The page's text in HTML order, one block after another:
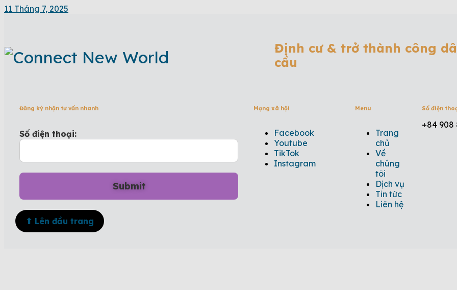
11 Tháng 7, 2025
Định cư & trở thành công
cầu
Đăng ký nhận tư vấn nhanh
Số điện thoại:
Mạng xã hội
Facebook
Youtube
TikTok
Instagram
Menu
Trang
chủ
Về
chúng
tôi
Dịch vụ
Tin tức
Liên hệ
Số điện
+84 908
⬆ Lên đầu trang